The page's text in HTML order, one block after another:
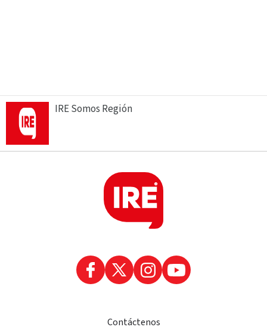
IRE Somos Región
Contáctenos